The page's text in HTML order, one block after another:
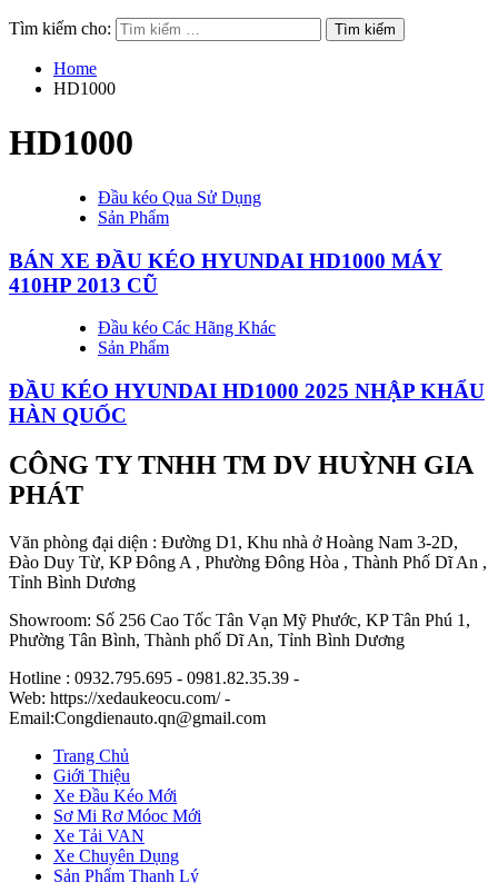
Tìm kiếm cho:
Home
HD1000
HD1000
Đầu kéo Qua Sử Dụng
Sản Phẩm
BÁN XE ĐẦU KÉO HYUNDAI HD1000 MÁY
410HP 2013 CŨ
Đầu kéo Các Hãng Khác
Sản Phẩm
ĐẦU KÉO HYUNDAI HD1000 2025 NHẬP KHẨU
HÀN QUỐC
CÔNG TY TNHH TM DV HUỲNH GIA
PHÁT
Văn phòng đại diện : Đường D1, Khu nhà ở Hoàng Nam 3-2D,
Đào Duy Từ, KP Đông A , Phường Đông Hòa , Thành Phố Dĩ An ,
Tỉnh Bình Dương
Showroom: Số 256 Cao Tốc Tân Vạn Mỹ Phước, KP Tân Phú 1,
Phường Tân Bình, Thành phố Dĩ An, Tỉnh Bình Dương
Hotline : 0932.795.695 - 0981.82.35.39 -
Web: https://xedaukeocu.com/ -
Email:Congdienauto.qn@gmail.com
Trang Chủ
Giới Thiệu
Xe Đầu Kéo Mới
Sơ Mi Rơ Móoc Mới
Xe Tải VAN
Xe Chuyên Dụng
Sản Phẩm Thanh Lý